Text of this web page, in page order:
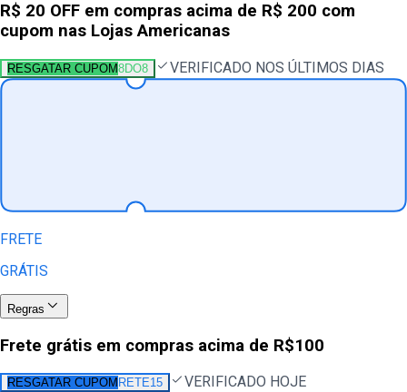
R$ 20 OFF em compras acima de R$ 200 com
cupom nas Lojas Americanas
RESGATAR CUPOM8DO8 VERIFICADO NOS ÚLTIMOS DIAS
FRETE
GRÁTIS
Regras
Frete grátis em compras acima de R$100
RESGATAR CUPOM RETE15 VERIFICADO HOJE